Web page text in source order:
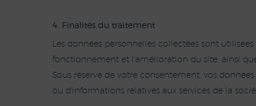
4. Finalités du traitement
Les données personnelles collectées sont
fonctionnement et l'amélioration du site, ainsi
Sous réserve de votre consentement, vos
ou d'informations relatives aux services de la